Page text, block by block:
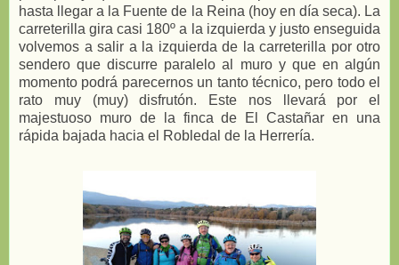
hasta llegar a la Fuente de la Reina (hoy en día seca). La
carreterilla gira casi 180º a la izquierda y justo enseguida
volvemos a salir a la izquierda de la carreterilla por otro
sendero que discurre paralelo al muro y que en algún
momento podrá parecernos un tanto técnico, pero todo el
rato muy (muy) disfrutón. Este nos llevará por el
majestuoso muro de la finca de El Castañar en una
rápida bajada hacia el Robledal de la Herrería.